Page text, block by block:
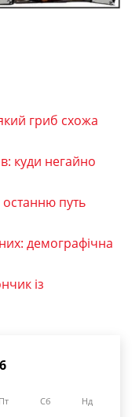
гриб схожа
куди негайно
путь
демографічна
із
Пт Сб Нд